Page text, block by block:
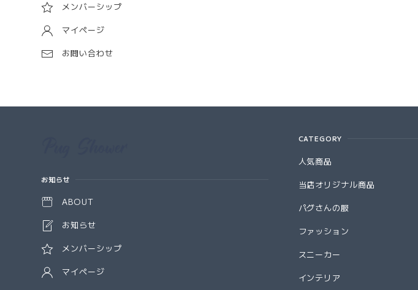
メンバーシップ
マイページ
お問い合わせ
お知らせ
ABOUT
お知らせ
メンバーシップ
マイページ
CATEGORY
人気商品
当店オリジナル商品
パグさんの服
ファッション
スニーカー
インテリア